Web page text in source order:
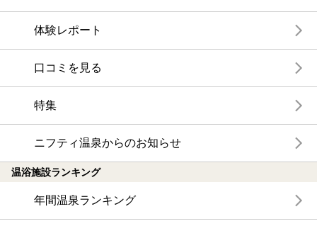
体験レポート
口コミを見る
特集
ニフティ温泉からのお知らせ
温浴施設ランキング
年間温泉ランキング